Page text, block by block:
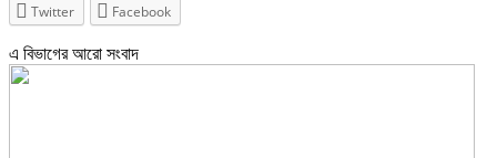
Twitter Facebook
এ বিভাগের আরো সংবাদ